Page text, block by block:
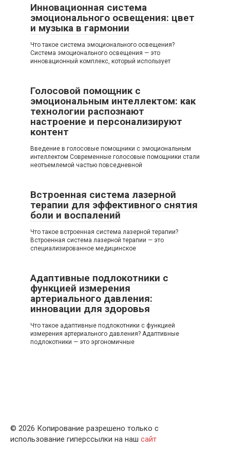
Инновационная система
эмоционального освещения: цвет
и музыка в гармонии
Что такое система эмоционального освещения?
Система эмоционального освещения — это
инновационный комплекс, который использует
Голосовой помощник с
эмоциональным интеллектом: как
технологии распознают
настроение и персонализируют
контент
Введение в голосовые помощники с эмоциональным
интеллектом Современные голосовые помощники стали
неотъемлемой частью повседневной
Встроенная система лазерной
терапии для эффективного снятия
боли и воспалений
Что такое встроенная система лазерной терапии?
Встроенная система лазерной терапии — это
специализированное медицинское
Адаптивные подлокотники с
функцией измерения
артериального давления:
инновации для здоровья
Что такое адаптивные подлокотники с функцией
измерения артериального давления? Адаптивные
подлокотники — это эргономичные
© 2026 Копирование разрешено только с
использование гиперссылки на наш сайт